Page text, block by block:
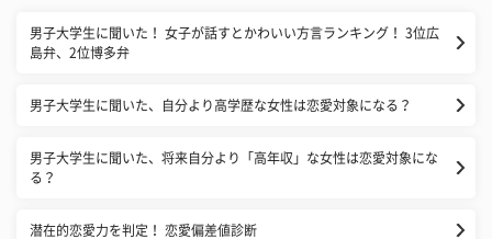
男子大学生に聞いた！ 女子が話すとかわいい方言ランキング！ 3位広
島弁、2位博多弁
男子大学生に聞いた、自分より高学歴な女性は恋愛対象になる？
男子大学生に聞いた、将来自分より「高年収」な女性は恋愛対象にな
る？
潜在的恋愛力を判定！ 恋愛偏差値診断